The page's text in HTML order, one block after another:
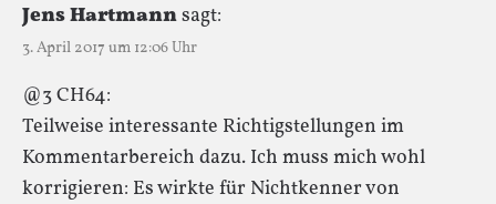
Jens Hartmannsagt:
3. April 2017 um 12:06 Uhr
@3 CH64:
Teilweise interessante Richtigstellungen im
Kommentarbereich dazu. Ich muss mich wohl
korrigieren: Es wirkte für Nichtkenner von